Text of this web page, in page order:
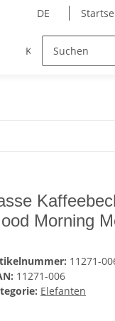
DE
Kunstdruck
Morning
11271-
11271-006
Elefanten